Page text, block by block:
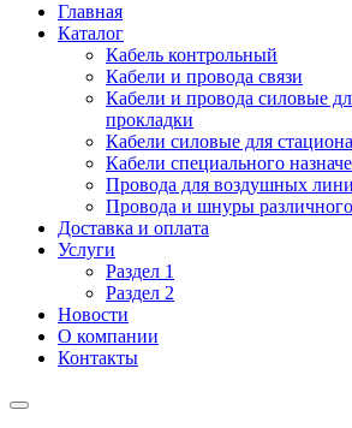
Главная
Каталог
Кабель контрольный
Кабели и провода связи
Кабели и провода силовые
прокладки
Кабели силовые для
Кабели специального
Провода для воздушных
Провода и шнуры
Доставка и оплата
Услуги
Раздел 1
Раздел 2
Новости
О компании
Контакты